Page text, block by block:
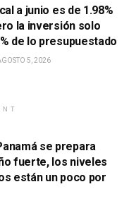
a junio es de 1.98%
la inversión solo
de lo presupuestado
5, 2026
se prepara
fuerte, los niveles
están un poco por